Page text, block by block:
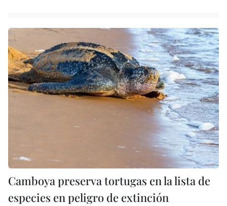
Camboya preserva tortugas en la lista de
especies en peligro de extinción